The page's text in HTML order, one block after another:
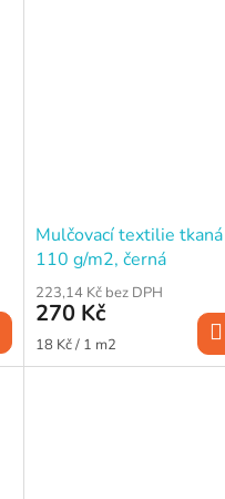
Mulčovací textilie
110 g/m2, černá
223,14 Kč bez DPH
270 Kč
Měrná
cena:
18 Kč / 1 m2